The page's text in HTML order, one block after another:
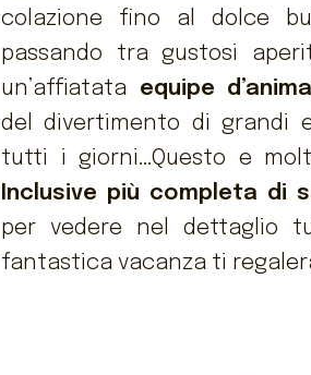
colazione fino al dolce
passando tra gustosi
un’affiatata equipe
del divertimento di grandi
tutti i giorni…Questo e
Inclusive più completa di
per vedere nel dettaglio
fantastica vacanza ti